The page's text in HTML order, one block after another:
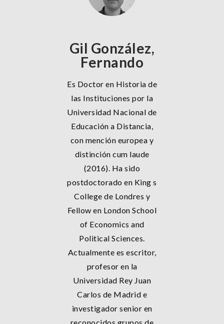
Gil González,
Fernando
Es Doctor en Historia de
las Instituciones por la
Universidad Nacional de
Educación a Distancia,
con mención europea y
distinción cum laude
(2016). Ha sido
postdoctorado en King s
College de Londres y
Fellow en London School
of Economics and
Political Sciences.
Actualmente es escritor,
profesor en la
Universidad Rey Juan
Carlos de Madrid e
investigador senior en